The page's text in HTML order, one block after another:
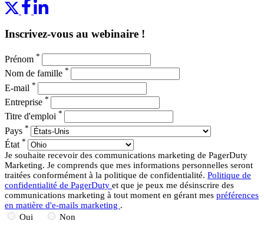
Rejoignez-nous pour en savoir plus sur :
Automatisation des manuels d'exploitation PagerDuty
Automatisation des manuels d'exploitation PagerDuty
PagerDuty pour AIOps
Corrélation du changement
Transformateur d'événement de changement personnalisé
Incident aberrant
PagerDuty pour les opérations de service client
Nouvelle référence produit du service client
Application PagerDuty pour Salesforce Service Cloud :
Tableau de bord d’état
Application PagerDuty pour Zendesk : Tableau de bord d'état
Flux de travail Round Robin (Présentation éclair)
Propriété du service PagerDuty
Inscrivez-vous au webinaire !
Prénom *
Nom de famille *
E-mail *
Entreprise *
Titre d'emploi *
Pays *
État *
Je souhaite recevoir des communications marketing de PagerDuty
Marketing. Je comprends que mes informations personnelles seront
traitées conformément à la politique de confidentialité. Politique de
confidentialité de PagerDuty et que je peux me désinscrire des
communications marketing à tout moment en gérant mes préférences
en matière d'e-mails marketing .
Oui
Non